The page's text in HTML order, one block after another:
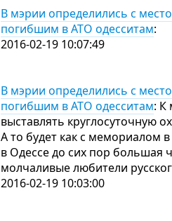
В мэрии определились с
погибшим в АТО одесситам:
2016-02-19 10:07:49
В мэрии определились с
погибшим в АТО одесситам: К
выставлять круглосуточную
А то будет как с мемориалом
в Одессе до сих пор большая
молчаливые любители
2016-02-19 10:03:00